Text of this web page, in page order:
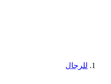
للرجال